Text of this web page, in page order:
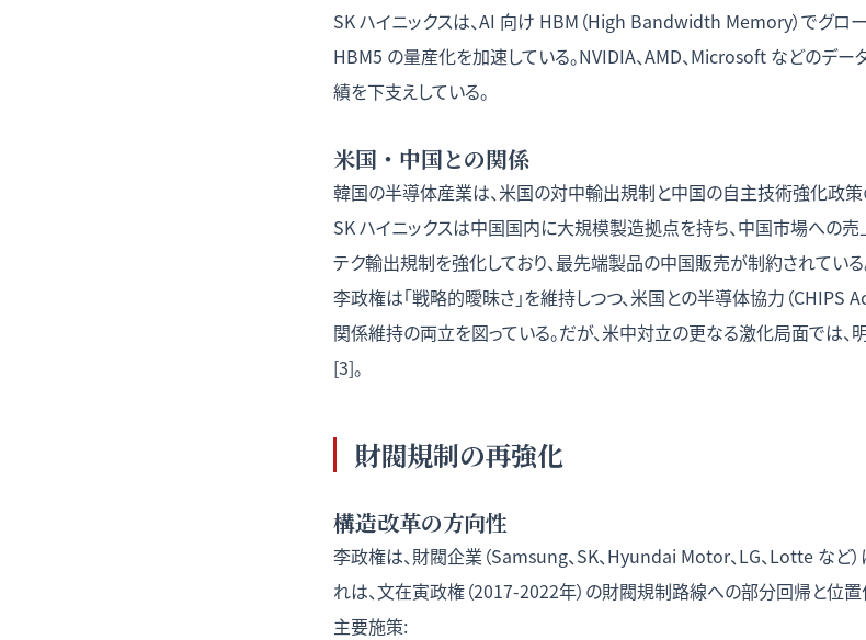
SK ハイニックスは、AI 向け HBM（High Bandwidth Memory）でグロ
HBM5 の量産化を加速している。NVIDIA、AMD、Microsoft などのデー
績を下支えしている。
米国・中国との関係
韓国の半導体産業は、米国の対中輸出規制と中国の自主技術強化政策
SK ハイニックスは中国国内に大規模製造拠点を持ち、中国市場への売
テク輸出規制を強化しており、最先端製品の中国販売が制約されている
李政権は「戦略的曖昧さ」を維持しつつ、米国との半導体協力（CHIPS
関係維持の両立を図っている。だが、米中対立の更なる激化局面では
[3]。
財閥規制の再強化
構造改革の方向性
李政権は、財閥企業（Samsung、SK、Hyundai Motor、LG、Lotte など
れは、文在寅政権（2017-2022年）の財閥規制路線への部分回帰と位置
主要施策: